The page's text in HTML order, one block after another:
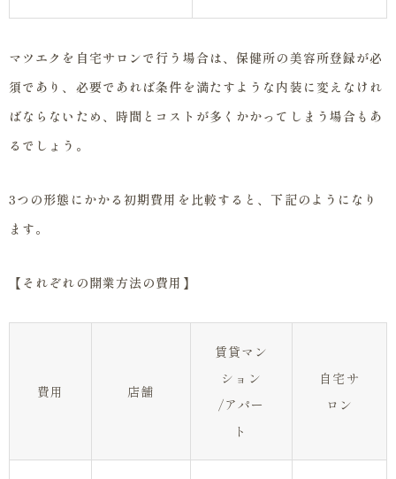
マツエクを自宅サロンで行う場合は、保健所の美容所登録が必
須であり、必要であれば条件を満たすような内装に変えなけれ
ばならないため、時間とコストが多くかかってしまう場合もあ
るでしょう。
3つの形態にかかる初期費用を比較すると、下記のようになり
ます。
【それぞれの開業方法の費用】
費用 店舗
賃貸マン
ション
/アパー
ト
自宅サ
ロン